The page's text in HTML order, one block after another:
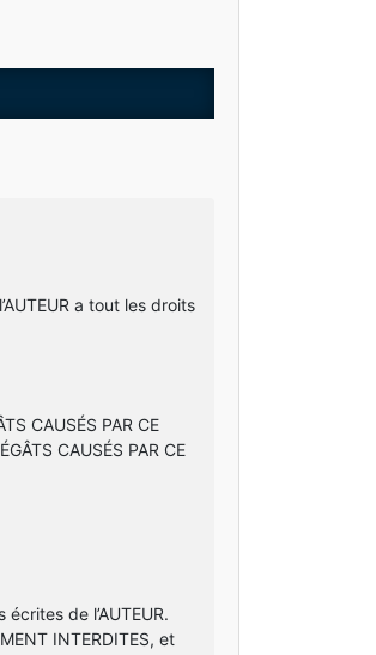
a tout les droits
CAUSÉS PAR CE
CAUSÉS PAR CE
de l’AUTEUR.
INTERDITES, et